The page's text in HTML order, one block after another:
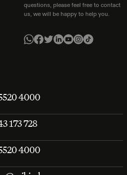
4000
173 728
4000
questions, please feel free to contact
us, we will be happy to help you.